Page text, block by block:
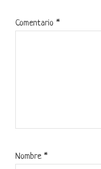
Comentario *
Nombre *